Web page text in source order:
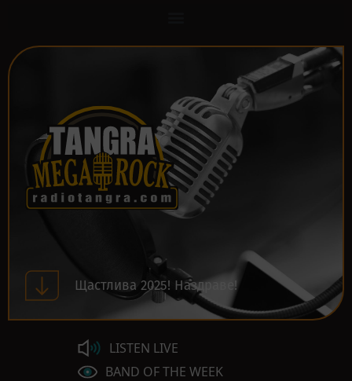
Щастлива 2025! Наздраве!
LISTEN LIVE
BAND OF THE WEEK